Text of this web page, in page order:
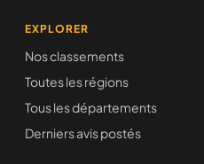
EXPLORER
Nos classements
Toutes les régions
Tous les départements
Derniers avis postés